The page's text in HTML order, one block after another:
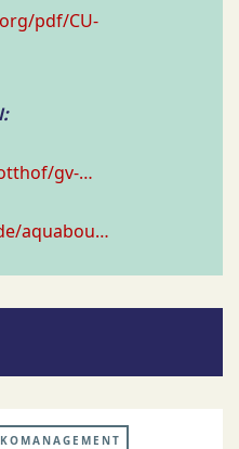
pdf/CU-
gv-…
aquabou…